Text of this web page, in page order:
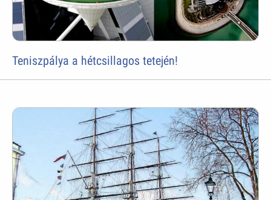
Teniszpálya a hétcsillagos tetején!